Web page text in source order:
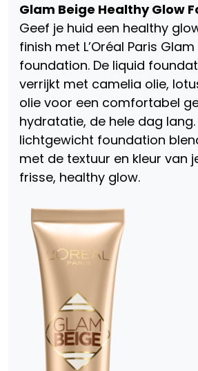
Glam Beige Healthy Glow
Geef je huid een healthy
finish met L’Oréal Paris
foundation. De liquid
verrijkt met camelia olie,
olie voor een comfortabel
hydratatie, de hele dag lang.
lichtgewicht foundation
met de textuur en kleur van
frisse, healthy glow.